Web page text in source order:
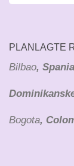
PLANLAGTE
Bilbao, Spania
Bogota,